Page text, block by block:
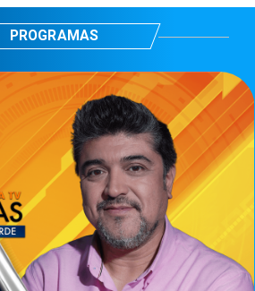
PROGRAMAS